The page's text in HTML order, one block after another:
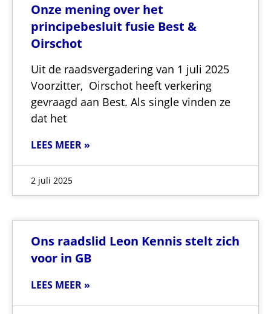
Onze mening over het
principebesluit fusie Best &
Oirschot
Uit de raadsvergadering van 1 juli 2025
Voorzitter, Oirschot heeft verkering
gevraagd aan Best. Als single vinden ze
dat het
LEES MEER »
2 juli 2025
Ons raadslid Leon Kennis stelt zich
voor in GB
LEES MEER »